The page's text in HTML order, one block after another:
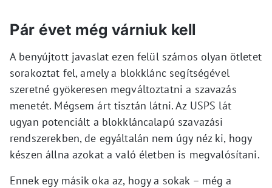
Pár évet még várniuk kell
A benyújtott javaslat ezen felül számos olyan ötletet
sorakoztat fel, amely a blokklánc segítségével
szeretné gyökeresen megváltoztatni a szavazás
menetét. Mégsem árt tisztán látni. Az USPS lát
ugyan potenciált a blokkláncalapú szavazási
rendszerekben, de egyáltalán nem úgy néz ki, hogy
készen állna azokat a való életben is megvalósítani.
Ennek egy másik oka az, hogy a sokak – még a